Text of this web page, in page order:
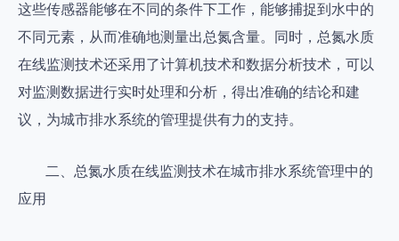
这些传感器能够在不同的条件下工作，能够捕捉到水中的
不同元素，从而准确地测量出总氮含量。同时，总氮水质
在线监测技术还采用了计算机技术和数据分析技术，可以
对监测数据进行实时处理和分析，得出准确的结论和建
议，为城市排水系统的管理提供有力的支持。
二、总氮水质在线监测技术在城市排水系统管理中的
应用